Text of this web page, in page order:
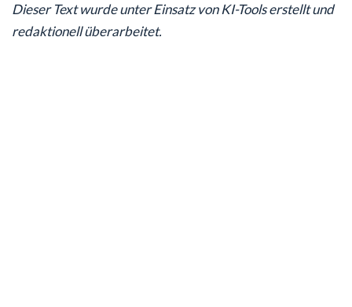
Dieser Text wurde unter Einsatz von KI-Tools erstellt und
redaktionell überarbeitet.